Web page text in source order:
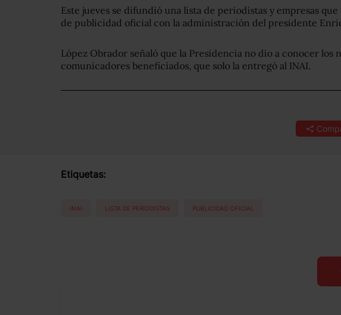
Este jueves se difundió una lista de periodistas y empresas
de publicidad oficial con la administración del presidente
López Obrador señaló que la Presidencia no dio a conocer los
comunicadores beneficiados, que solo la entregó al INAI.
Etiquetas:
INAI LISTA DE PERIODISTAS PUBLICIDAD OFICIAL